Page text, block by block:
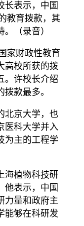
长表示，中国
教育拨款，其
（录音）
家财政性教育
高校所获的拨
。许校长介绍
款最多。
北京大学，也
医科大学并入
为主的工程学
海植物科技研
他表示，中国
力量和政府主
能够在科研发